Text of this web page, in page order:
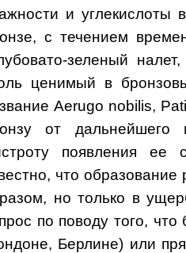
и углекислоты
с течением
зеленый
ценимый в
Aerugo nobilis,
от
появления ее
что
но только в
по поводу того,
Берлине) или